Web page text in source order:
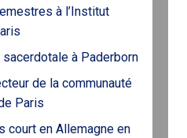
à l’Institut
à Paderborn
de la communauté
Paris
court en Allemagne en